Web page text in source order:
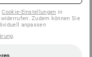
Cookie-Einstellungen in
Zudem können Sie
anpassen